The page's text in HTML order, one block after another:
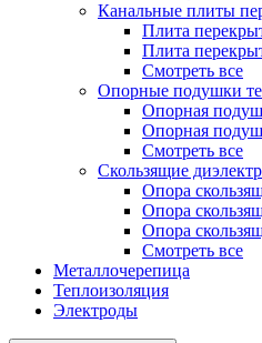
Канальные плиты
Плита
Плита
Смотреть все
Опорные подушки
Опорная
Опорная
Смотреть все
Скользящие
Опора
Опора
Опора
Смотреть все
Металлочерепица
Теплоизоляция
Электроды